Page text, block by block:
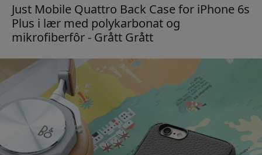
Just Mobile Quattro Back Case for iPhone 6s
Plus i lær med polykarbonat og
mikrofiberfôr - Grått Grått